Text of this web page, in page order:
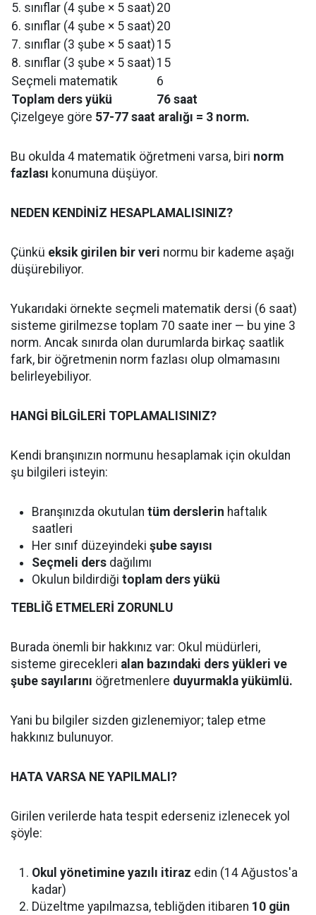
5. sınıflar (4 şube × 5 saat) 20
6. sınıflar (4 şube × 5 saat) 20
7. sınıflar (3 şube × 5 saat) 15
8. sınıflar (3 şube × 5 saat) 15
Seçmeli matematik
6
Toplam ders yükü
76 saat
Çizelgeye göre 57-77 saat aralığı = 3 norm.
Bu okulda 4 matematik öğretmeni varsa, biri norm
fazlası konumuna düşüyor.
NEDEN KENDİNİZ HESAPLAMALISINIZ?
Çünkü eksik girilen bir veri normu bir kademe aşağı
düşürebiliyor.
Yukarıdaki örnekte seçmeli matematik dersi (6 saat)
sisteme girilmezse toplam 70 saate iner — bu yine 3
norm. Ancak sınırda olan durumlarda birkaç saatlik
fark, bir öğretmenin norm fazlası olup olmamasını
belirleyebiliyor.
HANGİ BİLGİLERİ TOPLAMALISINIZ?
Kendi branşınızın normunu hesaplamak için okuldan
şu bilgileri isteyin:
Branşınızda okutulan tüm derslerin haftalık
saatleri
Her sınıf düzeyindeki şube sayısı
Seçmeli ders dağılımı
Okulun bildirdiği toplam ders yükü
TEBLİĞ ETMELERİ ZORUNLU
Burada önemli bir hakkınız var: Okul müdürleri,
sisteme girecekleri alan bazındaki ders yükleri ve
şube sayılarını öğretmenlere duyurmakla yükümlü.
Yani bu bilgiler sizden gizlenemiyor; talep etme
hakkınız bulunuyor.
HATA VARSA NE YAPILMALI?
Girilen verilerde hata tespit ederseniz izlenecek yol
şöyle:
Okul yönetimine yazılı itiraz edin (14 Ağustos'a
kadar)
Düzeltme yapılmazsa, tebliğden itibaren 10 gün